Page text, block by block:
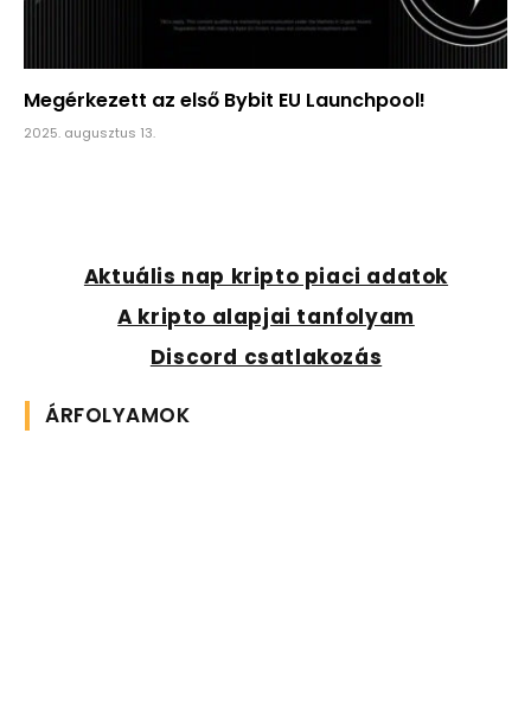
Megérkezett az első Bybit EU Launchpool!
2025. augusztus 13.
Aktuális nap kripto piaci adatok
A kripto alapjai tanfolyam
Discord csatlakozás
ÁRFOLYAMOK